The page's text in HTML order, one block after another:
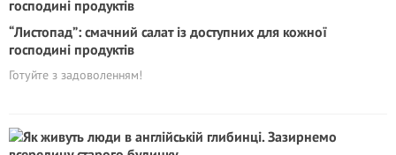
“Листопад”: смачний салат із доступних для кожної
господині продуктів
Готуйте з задоволенням!